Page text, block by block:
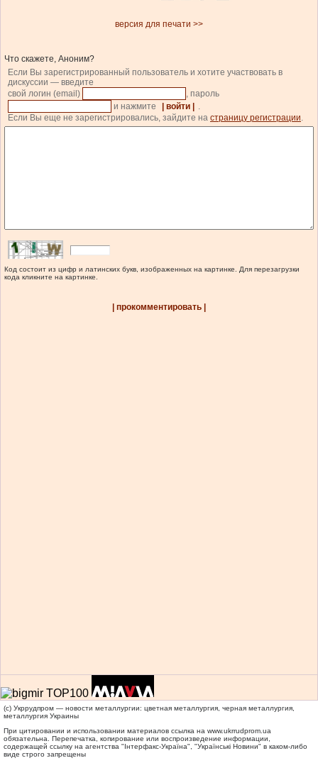
версия для печати >>
Что скажете, Аноним?
Если Вы зарегистрированный пользователь и хотите участвовать в
дискуссии — введите
свой логин (email)
, пароль
и нажмите
| войти |
.
Если Вы еще не зарегистрировались, зайдите на страницу регистрации.
Код состоит из цифр и латинских букв, изображенных на картинке. Для перезагрузки
кода кликните на картинке.
| прокомментировать |
(c) Укррудпром — новости металлургии: цветная металлургия, черная металлургия,
металлургия Украины
При цитировании и использовании материалов ссылка на www.ukrrudprom.ua
обязательна. Перепечатка, копирование или воспроизведение информации,
содержащей ссылку на агентства "Iнтерфакс-Україна", "Українськi Новини" в каком-либо
виде строго запрещены